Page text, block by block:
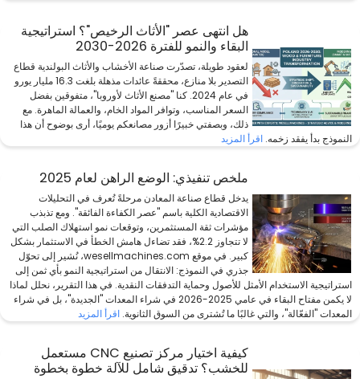
هل انتهى عصر "الأثاث الرخيص"؟ استراتيجية
البقاء والنمو للفترة 2026-2030
لعقود طويلة، تصدّرت صناعة الأخشاب والأثاث البولندية قطاع
التصدير بلا منازع، محققةً عائدات مذهلة بلغت 16.3 مليار يورو
في عام 2024. كنا "مصنع الأثاث لأوروبا"، متفوقين بفضل
السعر المناسب، وتوافر المواد الخام، والعمالة الماهرة. مع
ذلك، وبصفتي خبيرًا أزور مصانعكم يوميًا، أرى بوضوح أن هذا
النموذج بدأ يفقد زخمه.اقرأ المزيد
ملخص تنفيذي: الوضع الراهن لعام 2025
يدخل قطاع صناعة المعادن مرحلةً تُعرف في التحليلات
الاقتصادية الكلية باسم "عصر الكفاءة الفائقة". ومع تذبذب
مؤشرات ثقة المستثمرين، وتوقعات نمو استهلاك الصلب التي
لا تتجاوز 2.2%، فقد تضاءل هامش الخطأ في الاستثمار بشكل
كبير. في موقع wesellmachines.com، نُشير إلى تحوّل
جذري في النموذج: الانتقال من استراتيجية النمو بأي ثمن إلى
استراتيجية الاستخدام الأمثل للأصول وحماية التدفقات النقدية. في هذا التقرير، نحلل لماذا
لا يكمن مفتاح البقاء في عامي 2025-2026 في شراء المعدات "الجديدة"، بل في شراء
المعدات "الفعّالة"، والتي غالبًا ما تُشترى من السوق الثانوية.اقرأ المزيد
كيفية اختيار مركز تصنيع CNC مستعمل
للخشب؟ تدقيق شامل للآلة خطوة بخطوة